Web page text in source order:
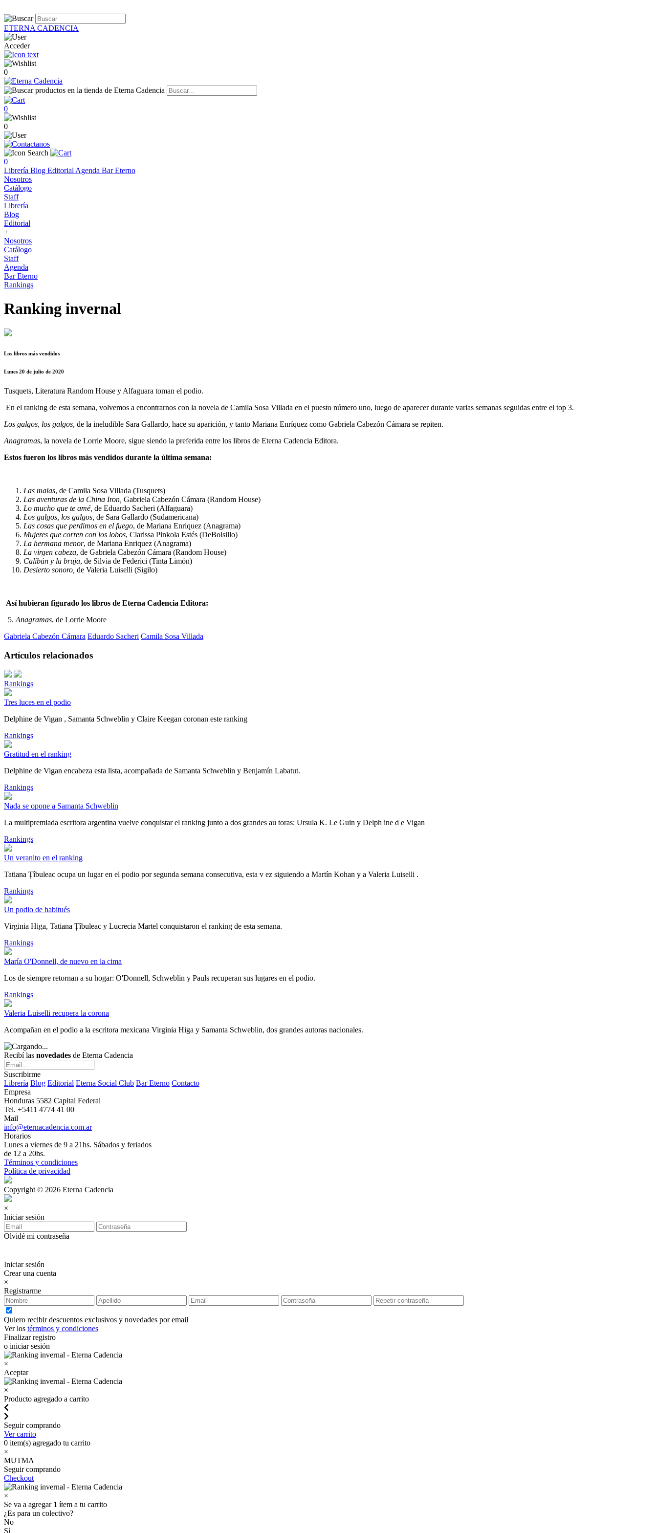
ETERNA CADENCIA
Acceder
0
0
0
0
Librería Blog Editorial Agenda Bar Eterno
Nosotros
Catálogo
Staff
Librería
Blog
Editorial
+
Nosotros
Catálogo
Staff
Agenda
Bar Eterno
Rankings
Ranking invernal
Los libros más vendidos
Lunes 20 de julio de 2020
Tusquets, Literatura Random House y Alfaguara toman el podio.
En el ranking de esta semana, volvemos a encontrarnos con la novela de Camila Sosa Villada en el puesto número uno, luego de aparecer durante varias semanas seguidas entre el top 3.
Los galgos, los galgos, de la ineludible Sara Gallardo, hace su aparición, y tanto Mariana Enríquez como Gabriela Cabezón Cámara se repiten.
Anagramas, la novela de Lorrie Moore, sigue siendo la preferida entre los libros de Eterna Cadencia Editora.
Estos fueron los libros más vendidos durante la última semana:
Las malas, de Camila Sosa Villada (Tusquets)
Las aventuras de la China Iron, Gabriela Cabezón Cámara (Random House)
Lo mucho que te amé, de Eduardo Sacheri (Alfaguara)
Los galgos, los galgos, de Sara Gallardo (Sudamericana)
Las cosas que perdimos en el fuego, de Mariana Enriquez (Anagrama)
Mujeres que corren con los lobos, Clarissa Pinkola Estés (DeBolsillo)
La hermana menor, de Mariana Enriquez (Anagrama)
La virgen cabeza, de Gabriela Cabezón Cámara (Random House)
Calibán y la bruja, de Silvia de Federici (Tinta Limón)
Desierto sonoro, de Valeria Luiselli (Sigilo)
Así hubieran figurado los libros de Eterna Cadencia Editora:
5. Anagramas, de Lorrie Moore
Gabriela Cabezón Cámara Eduardo Sacheri Camila Sosa Villada
Artículos relacionados
Rankings
Tres luces en el podio
Delphine de Vigan , Samanta Schweblin y Claire Keegan coronan este ranking
Rankings
Gratitud en el ranking
Delphine de Vigan encabeza esta lista, acompañada de Samanta Schweblin y Benjamín Labatut.
Rankings
Nada se opone a Samanta Schweblin
La multipremiada escritora argentina vuelve conquistar el ranking junto a dos grandes au toras: Ursula K. Le Guin y Delph ine d e Vigan
Rankings
Un veranito en el ranking
Tatiana Țîbuleac ocupa un lugar en el podio por segunda semana consecutiva, esta v ez siguiendo a Martín Kohan y a Valeria Luiselli .
Rankings
Un podio de habitués
Virginia Higa, Tatiana Țîbuleac y Lucrecia Martel conquistaron el ranking de esta semana.
Rankings
María O'Donnell, de nuevo en la cima
Los de siempre retornan a su hogar: O'Donnell, Schweblin y Pauls recuperan sus lugares en el podio.
Rankings
Valeria Luiselli recupera la corona
Acompañan en el podio a la escritora mexicana Virginia Higa y Samanta Schweblin, dos grandes autoras nacionales.
Recibí las novedades de Eterna Cadencia
Suscribirme
Librería Blog Editorial Eterna Social Club Bar Eterno Contacto
Empresa
Honduras 5582 Capital Federal
Tel. +5411 4774 41 00
Mail
info@eternacadencia.com.ar
Horarios
Lunes a viernes de 9 a 21hs. Sábados y feriados
de 12 a 20hs.
Términos y condiciones
Política de privacidad
Copyright © 2026 Eterna Cadencia
×
Iniciar sesión
Olvidé mi contraseña
Iniciar sesión
Crear una cuenta
×
Registrarme
Quiero recibir descuentos exclusivos y novedades por email
Ver los términos y condiciones
Finalizar registro
o iniciar sesión
×
Aceptar
×
Producto agregado a carrito
Seguir comprando
Ver carrito
0 item(s) agregado tu carrito
×
MUTMA
Seguir comprando
Checkout
×
Se va a agregar 1 ítem a tu carrito
¿Es para un colectivo?
No
Sí